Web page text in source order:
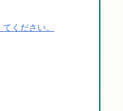
ください。